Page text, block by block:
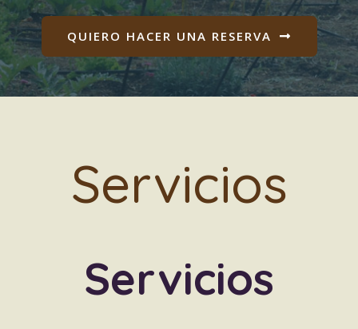
QUIERO HACER UNA RESERVA
Servicios
Servicios